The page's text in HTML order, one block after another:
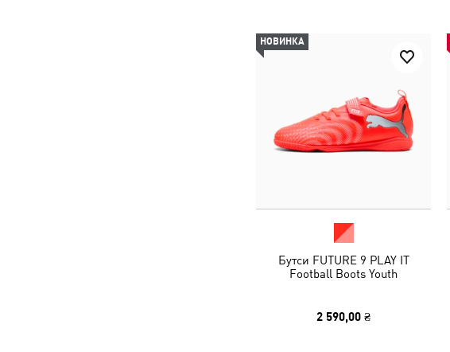
НОВИНКА
Бутси FUTURE 9 PLAY IT
Football Boots Youth
2 590,00 ₴